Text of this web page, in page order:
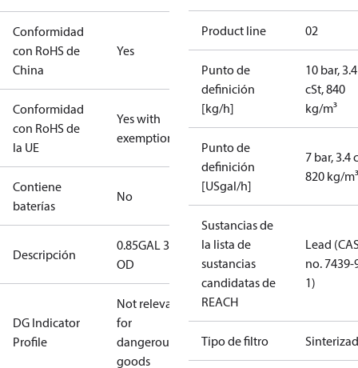
Conformidad
con RoHS de
China
Yes
Conformidad
con RoHS de
la UE
Yes with
exemptions
Contiene
baterías
No
Descripción
0.85GAL 30S
OD
DG Indicator
Profile
Not relevant
for
dangerous
goods
Product line 02
Punto de
definición
[kg/h]
10 bar, 3.4
cSt, 840
kg/m³
Punto de
definición
[USgal/h]
7 bar, 3.4
820 kg/m³
Sustancias de
la lista de
sustancias
candidatas de
REACH
Lead
no. 7439-
1)
Tipo de filtro